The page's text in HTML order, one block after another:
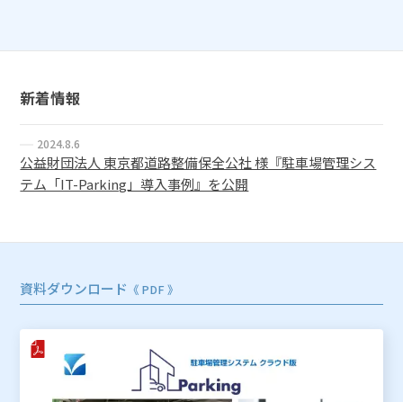
新着情報
2024.8.6
公益財団法人 東京都道路整備保全公社 様『駐車場管理シス
テム「IT-Parking」導入事例』を公開
資料ダウンロード 《 PDF 》